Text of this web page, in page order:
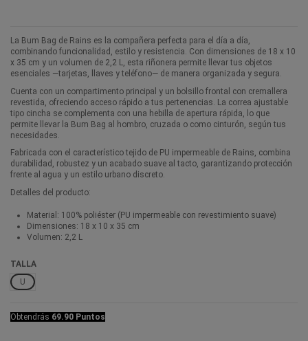
La Bum Bag de Rains es la compañera perfecta para el día a día,
combinando funcionalidad, estilo y resistencia. Con dimensiones de 18 x 10
x 35 cm y un volumen de 2,2 L, esta riñonera permite llevar tus objetos
esenciales —tarjetas, llaves y teléfono— de manera organizada y segura.
Cuenta con un compartimento principal y un bolsillo frontal con cremallera
revestida, ofreciendo acceso rápido a tus pertenencias. La correa ajustable
tipo cincha se complementa con una hebilla de apertura rápida, lo que
permite llevar la Bum Bag al hombro, cruzada o como cinturón, según tus
necesidades.
Fabricada con el característico tejido de PU impermeable de Rains, combina
durabilidad, robustez y un acabado suave al tacto, garantizando protección
frente al agua y un estilo urbano discreto.
Detalles del producto:
Material: 100% poliéster (PU impermeable con revestimiento suave)
Dimensiones: 18 x 10 x 35 cm
Volumen: 2,2 L
TALLA
U
Obtendrás 69.90 Puntos